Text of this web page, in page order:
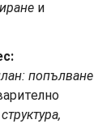
и
попълване